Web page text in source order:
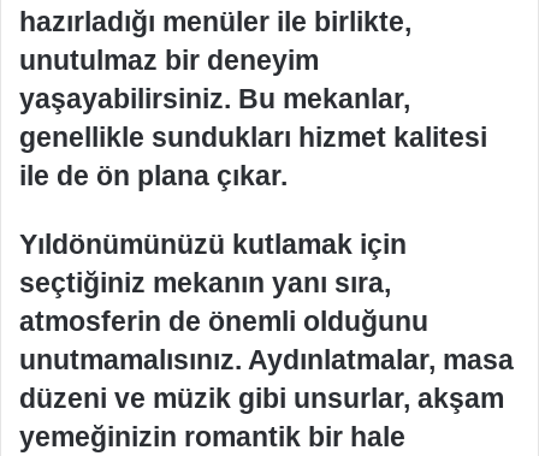
hazırladığı menüler ile birlikte,
unutulmaz bir deneyim
yaşayabilirsiniz. Bu mekanlar,
genellikle sundukları hizmet kalitesi
ile de ön plana çıkar.
Yıldönümünüzü kutlamak için
seçtiğiniz mekanın yanı sıra,
atmosferin de önemli olduğunu
unutmamalısınız. Aydınlatmalar, masa
düzeni ve müzik gibi unsurlar, akşam
yemeğinizin romantik bir hale